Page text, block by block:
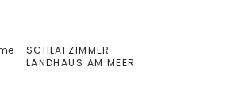
SCHLAFZIMMER
LANDHAUS AM MEER